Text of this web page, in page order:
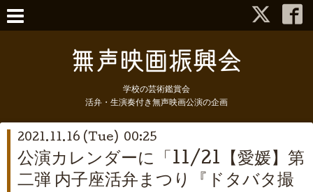
学校の芸術鑑賞会
活弁・生演奏付き無声映画公演の企画
2021.11.16 (Tue) 00:25
公演カレンダーに「11/21【愛媛】第
二弾 内子座活弁まつり『ドタバタ撮